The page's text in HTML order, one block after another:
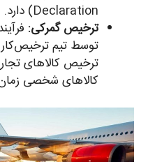
Declaration) دارد.
ترخیص گمرکی:
توسط تیم
ترخیص کالاهای
کالاهای شخصی زمان